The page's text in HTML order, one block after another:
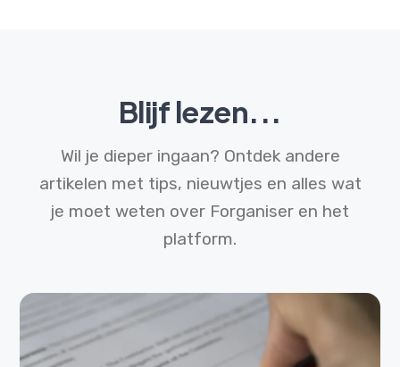
Blijf lezen...
Wil je dieper ingaan? Ontdek andere
artikelen met tips, nieuwtjes en alles wat
je moet weten over Forganiser en het
platform.